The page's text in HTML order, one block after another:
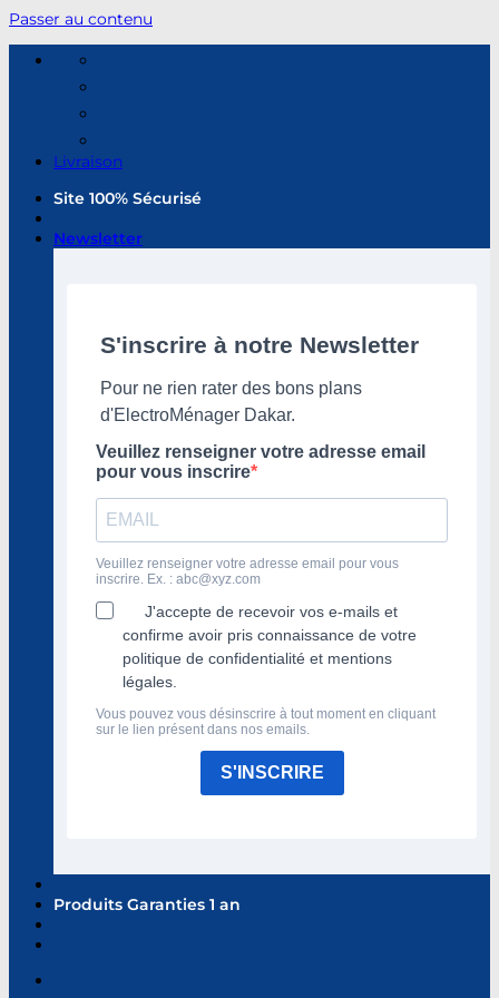
Passer au contenu
Livraison
Site 100% Sécurisé
Newsletter
S'inscrire à notre Newsletter
Pour ne rien rater des bons plans
d'ElectroMénager Dakar.
Veuillez renseigner votre adresse email
pour vous inscrire
Veuillez renseigner votre adresse email pour vous
inscrire. Ex. : abc@xyz.com
J'accepte de recevoir vos e-mails et
confirme avoir pris connaissance de votre
politique de confidentialité et mentions
légales.
Vous pouvez vous désinscrire à tout moment en cliquant
sur le lien présent dans nos emails.
S'INSCRIRE
Produits Garanties 1 an